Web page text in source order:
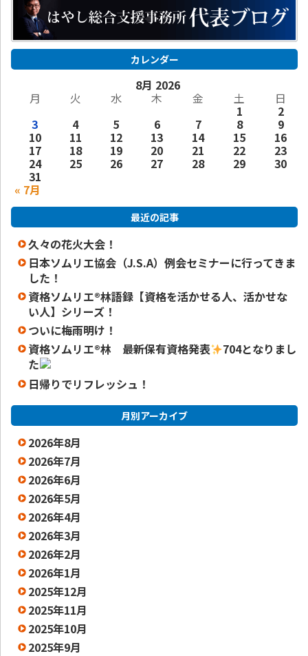
カレンダー
8月 2026
月 火 水 木 金 土 日
« 7月
1 2
3 4 5 6 7 8 9
10 11 12 13 14 15 16
17 18 19 20 21 22 23
24 25 26 27 28 29 30
31
最近の記事
久々の花火大会！
日本ソムリエ協会（J.S.A）例会セミナーに行ってきま
した！
資格ソムリエ®️林語録【資格を活かせる人、活かせな
い人】シリーズ！
ついに梅雨明け！
資格ソムリエ®️林 最新保有資格発表
704となりまし
た
日帰りでリフレッシュ！
月別アーカイブ
2026年8月
2026年7月
2026年6月
2026年5月
2026年4月
2026年3月
2026年2月
2026年1月
2025年12月
2025年11月
2025年10月
2025年9月